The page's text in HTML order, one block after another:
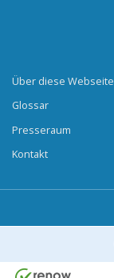
Über diese Webseite
Glossar
Presseraum
Kontakt